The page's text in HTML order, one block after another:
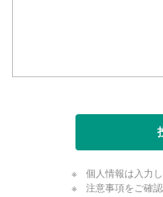
個人情報は入力
注意事項をご確